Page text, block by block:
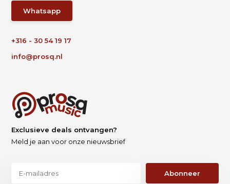
Whatsapp
+316 - 30 54 19 17
info@prosq.nl
Exclusieve deals ontvangen?
Meld je aan voor onze nieuwsbrief
Abonneer